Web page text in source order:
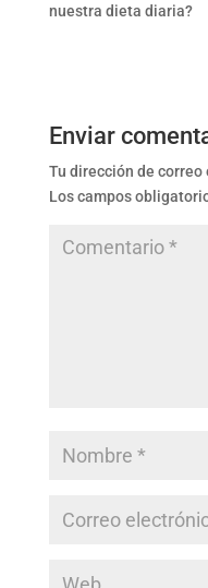
nuestra dieta diaria?
Enviar
Tu dirección de
Los campos